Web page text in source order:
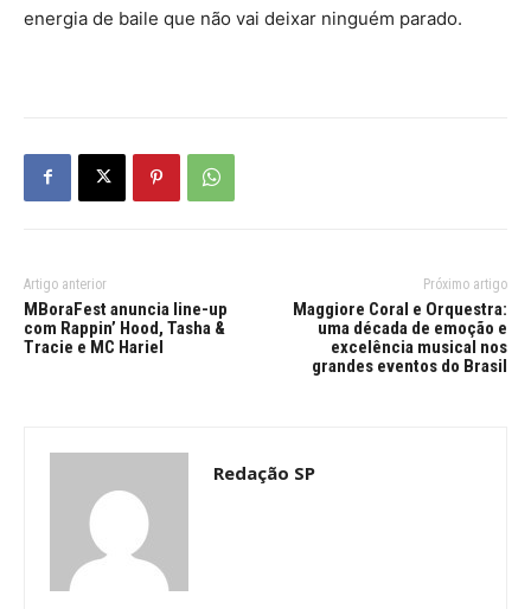
energia de baile que não vai deixar ninguém parado.
Artigo anterior
MBoraFest anuncia line-up
com Rappin’ Hood, Tasha &
Tracie e MC Hariel
Próximo artigo
Maggiore Coral e Orquestra:
uma década de emoção e
excelência musical nos
grandes eventos do Brasil
Redação SP